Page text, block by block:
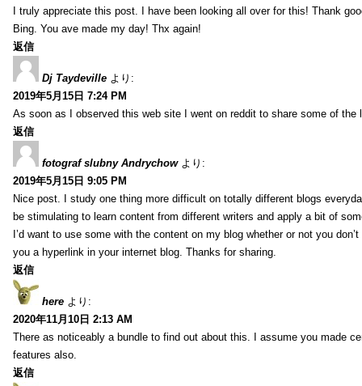
I truly appreciate this post. I have been looking all over for this! Thank
Bing. You ave made my day! Thx again!
返信
Dj Taydeville より:
2019年5月15日 7:24 PM
As soon as I observed this web site I went on reddit to share some of the
返信
fotograf slubny Andrychow より:
2019年5月15日 9:05 PM
Nice post. I study one thing more difficult on totally different blogs
be stimulating to learn content from different writers and apply a bit of
I’d want to use some with the content on my blog whether or not you
you a hyperlink in your internet blog. Thanks for sharing.
返信
here より:
2020年11月10日 2:13 AM
There as noticeably a bundle to find out about this. I assume you made
features also.
返信